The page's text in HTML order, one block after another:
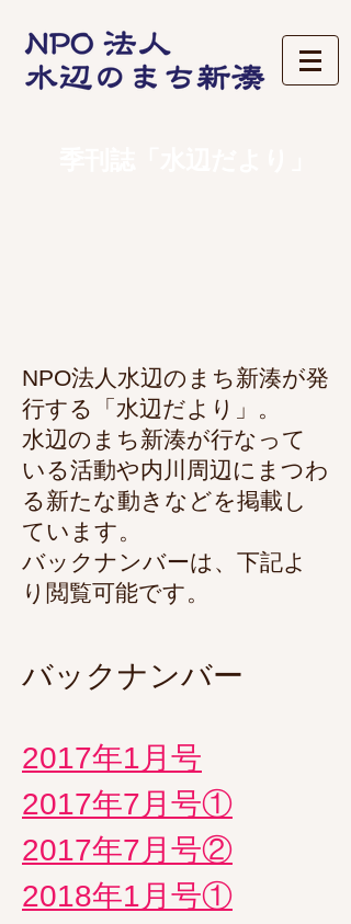
NPO法人水辺のまち新湊が発
行する「水辺だより」。
水辺のまち新湊が行なって
いる活動や内川周辺にまつわ
る新たな動きなどを掲載し
ています。
バックナンバーは、下記よ
り閲覧可能です。
バックナンバー
2017年1月号
2017年7月号①
2017年7月号②
2018年1月号①